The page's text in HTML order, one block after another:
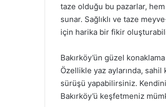
taze olduğu bu pazarlar, hem
sunar. Sağlıklı ve taze
için harika bir fikir
Bakırköy’ün güzel
Özellikle yaz aylarında,
sürüşü yapabilirsiniz.
Bakırköy’ü keşfetmeniz